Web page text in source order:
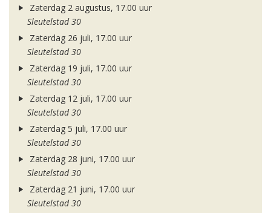
Zaterdag 2 augustus, 17.00 uur
Sleutelstad 30
Zaterdag 26 juli, 17.00 uur
Sleutelstad 30
Zaterdag 19 juli, 17.00 uur
Sleutelstad 30
Zaterdag 12 juli, 17.00 uur
Sleutelstad 30
Zaterdag 5 juli, 17.00 uur
Sleutelstad 30
Zaterdag 28 juni, 17.00 uur
Sleutelstad 30
Zaterdag 21 juni, 17.00 uur
Sleutelstad 30